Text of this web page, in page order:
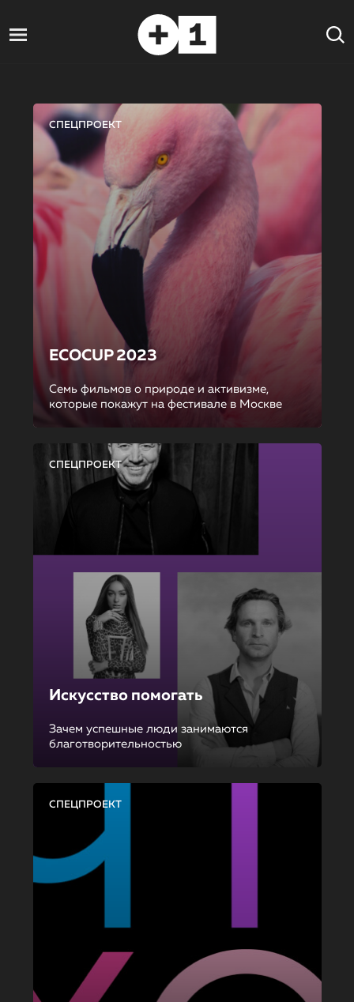
СПЕЦПРОЕКТ
ECOCUP 2023
Семь фильмов о природе и активизме,
которые покажут на фестивале в Москве
СПЕЦПРОЕКТ
Искусство помогать
Зачем успешные люди занимаются
благотворительностью
СПЕЦПРОЕКТ